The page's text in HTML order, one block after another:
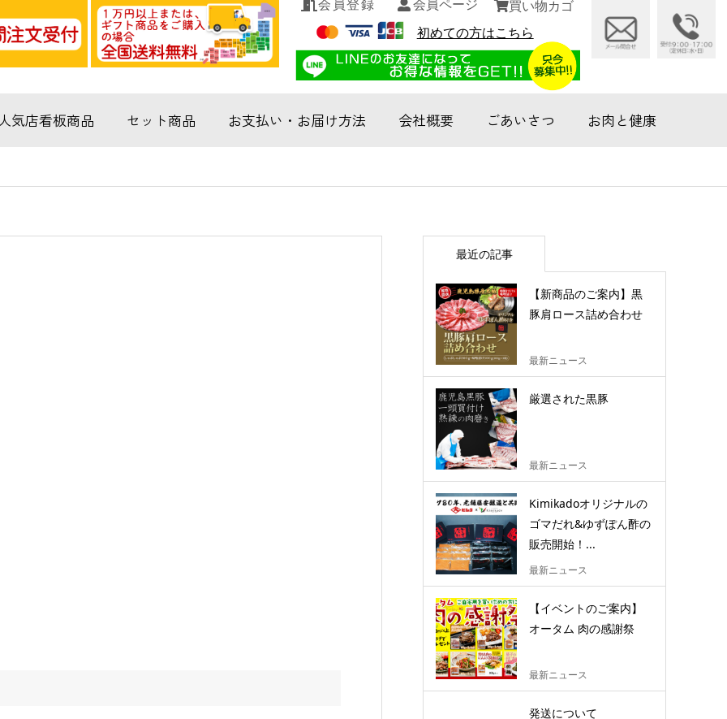
会員登録 会員ページ
買い物カゴ
初めての方はこちら
気店看板商品 セット商品 お支払い・お届け方法 会社概要 ごあいさつ お肉と健康
最近の記事
【新商品のご案内】黒
豚肩ロース詰め合わせ
最新ニュース
厳選された黒豚
最新ニュース
Kimikadoオリジナルの
ゴマだれ&ゆずぽん酢の
販売開始！...
最新ニュース
【イベントのご案内】
オータム 肉の感謝祭
最新ニュース
発送について